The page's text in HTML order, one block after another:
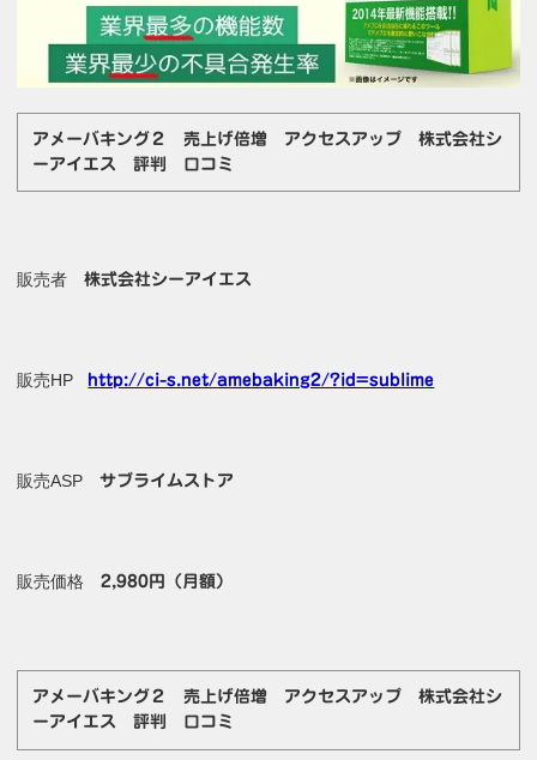
アメーバキング２ 売上げ倍増 アクセスアップ 株式会社シ
ーアイエス 評判 口コミ
販売者株式会社シーアイエス
販売HP http://ci-s.net/amebaking2/?id=sublime
販売ASPサブライムストア
販売価格2,980円（月額）
アメーバキング２ 売上げ倍増 アクセスアップ 株式会社シ
ーアイエス 評判 口コミ